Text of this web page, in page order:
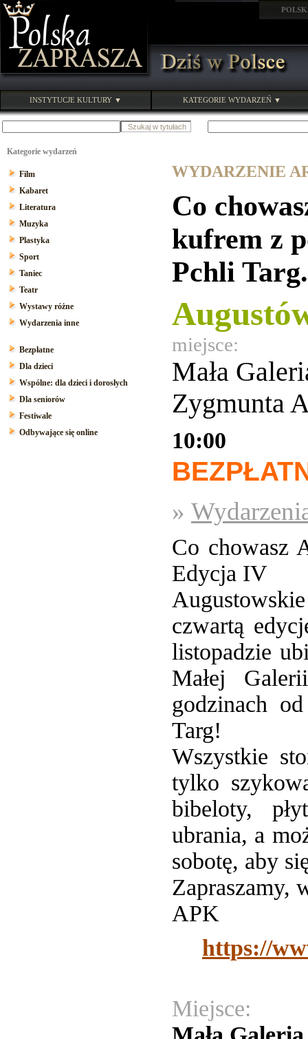
INSTYTUCJE KULTURY ▼ KATEGORIE WYDARZEŃ ▼
Kategorie wydarzeń
Film
Kabaret
Literatura
Muzyka
Plastyka
Sport
Taniec
Teatr
Wystawy różne
Wydarzenia inne
Bezpłatne
Dla dzieci
Wspólne: dla dzieci i dorosłych
Dla seniorów
Festiwale
Odbywające się online
WYDARZENIE
Co
kufrem z
Pchli
miejsce:
Mała
Zygmunta
10:00
»
Co chowasz
Edycja IV
czwartą
listopadzie
Małej
godzinach
Targ!
Wszystkie
tylko
bibeloty,
ubrania, a
sobotę, aby
Zapraszamy,
APK
https://
Miejsce: